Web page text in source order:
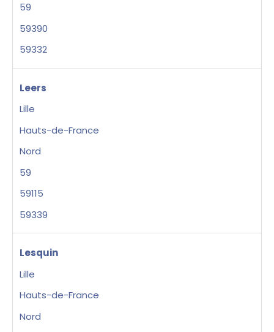
59
59390
59332
Leers
Lille
Hauts-de-France
Nord
59
59115
59339
Lesquin
Lille
Hauts-de-France
Nord